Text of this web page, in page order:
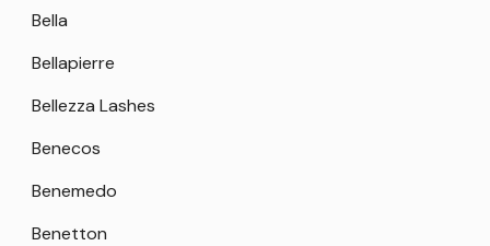
Bella
Bellapierre
Bellezza Lashes
Benecos
Benemedo
Benetton